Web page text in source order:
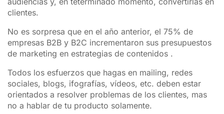
clientes.
No es sorpresa que en el año anterior, el 75% de
empresas B2B y B2C incrementaron sus presupuestos
de marketing en estrategias de contenidos .
Todos los esfuerzos que hagas en mailing, redes
sociales, blogs, ifografías, vídeos, etc. deben estar
orientados a resolver problemas de los clientes, mas
no a hablar de tu producto solamente.